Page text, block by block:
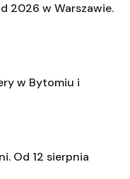
2026 w Warszawie.
w Bytomiu i
Od 12 sierpnia